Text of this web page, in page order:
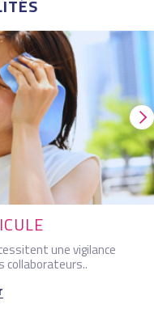
une vigilance
collaborateurs..